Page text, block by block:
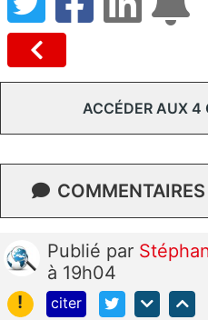
ACCÉDER AUX 4
Publié par
à 19h04
!
citer